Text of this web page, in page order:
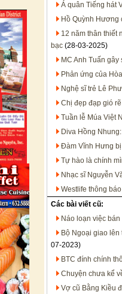
Á quân Tiếng hát
Hồ Quỳnh Hương
12 năm thân thiết
bạc (28-03-2025)
MC Anh Tuấn gây
Phản ứng của
Nghệ sĩ trẻ Lê
Chị đẹp đạp gió
Tuần lễ Múa Việt
Diva Hồng
Đàm Vĩnh Hưng
Tự hào là chính
Nhạc sĩ Nguyễn
Westlife thông
Các bài viết cũ:
Náo loạn việc
Bộ Ngoại giao
07-2023)
BTC đính chính
Chuyện chưa kể
Vợ cũ Bằng Kiều